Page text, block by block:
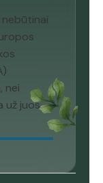
nei
už juos